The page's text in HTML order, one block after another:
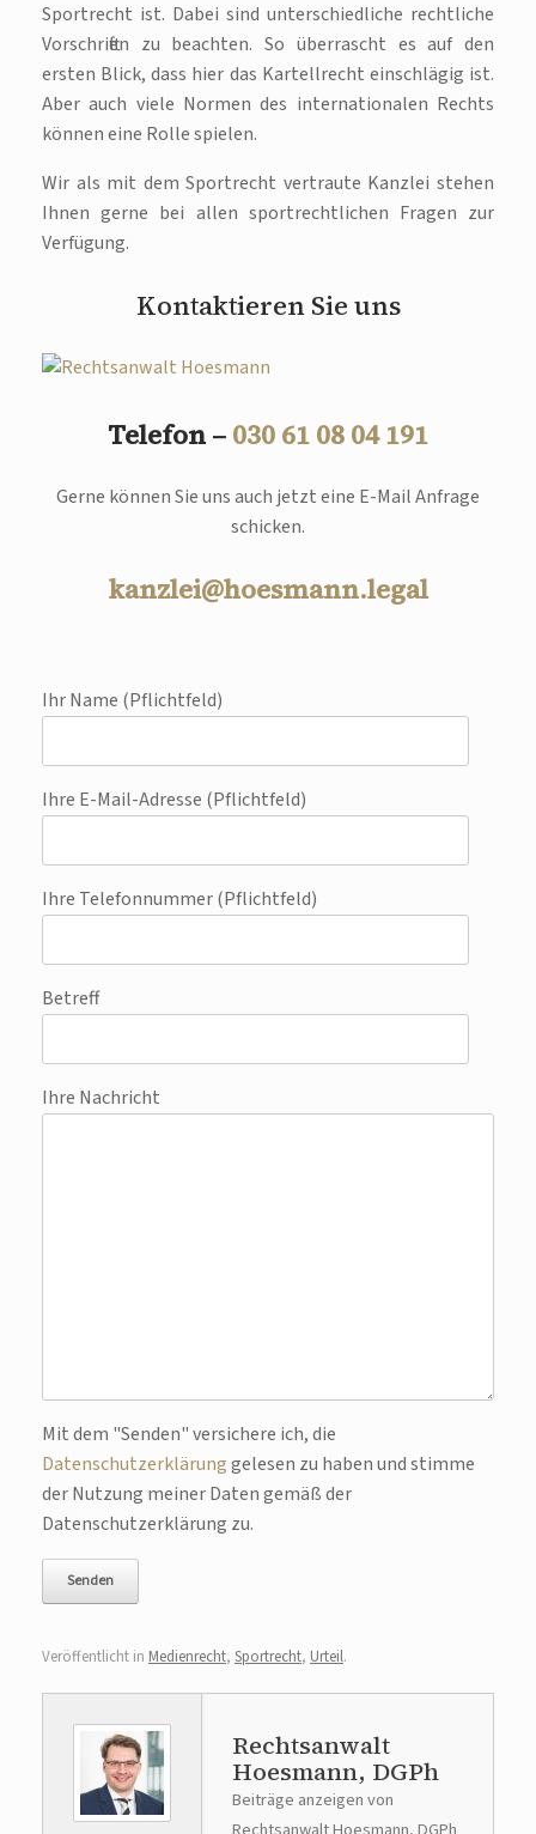
Sportrecht ist. Dabei sind unterschiedliche rechtliche
Vorschriften zu beachten. So überrascht es auf den
ersten Blick, dass hier das Kartellrecht einschlägig ist.
Aber auch viele Normen des internationalen Rechts
können eine Rolle spielen.
Wir als mit dem Sportrecht vertraute Kanzlei stehen
Ihnen gerne bei allen sportrechtlichen Fragen zur
Verfügung.
Kontaktieren Sie uns
Telefon – 030 61 08 04 191
Gerne können Sie uns auch jetzt eine E-Mail Anfrage
schicken.
kanzlei@hoesmann.legal
Ihr Name (Pflichtfeld)
Ihre E-Mail-Adresse (Pflichtfeld)
Ihre Telefonnummer (Pflichtfeld)
Betreff
Ihre Nachricht
Bitte lasse dieses Feld leer.
Mit dem "Senden" versichere ich, die
Datenschutzerklärunggelesen zu haben und stimme
der Nutzung meiner Daten gemäß der
Datenschutzerklärung zu.
Veröffentlicht in Medienrecht, Sportrecht, Urteil.
Rechtsanwalt
Hoesmann, DGPh
Beiträge anzeigen von